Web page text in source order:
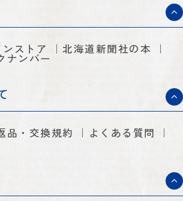
ストア 北海道新聞社の本
ナンバー
品・交換規約 よくある質問